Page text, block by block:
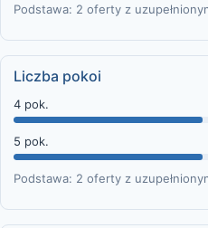
Podstawa: 2 oferty z
Liczba pokoi
4 pok.
5 pok.
Podstawa: 2 oferty z